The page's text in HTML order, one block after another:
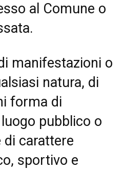
al Comune o
manifestazioni o
natura, di
forma di
pubblico o
di carattere
sportivo e